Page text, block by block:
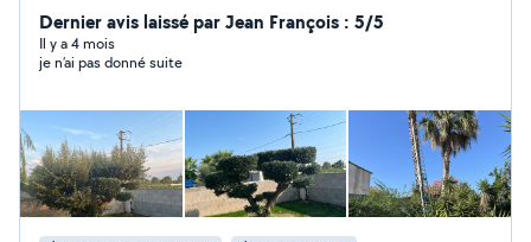
de débroussaillage, élagage, abattage,étêtage, taille de
haie, entretien de jardin, création de jardin, pose de
gazon, synthétique etc n'hésitez pas à me contacter,
déplacement et gratuit.
Dernier avis laissé par Jean François : 5/5
Il y a 4 mois
je n’ai pas donné suite